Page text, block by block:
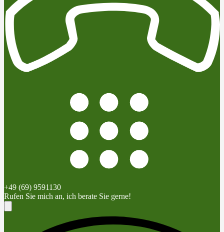
+49 (69) 9591130
Rufen Sie mich an, ich berate Sie gerne!